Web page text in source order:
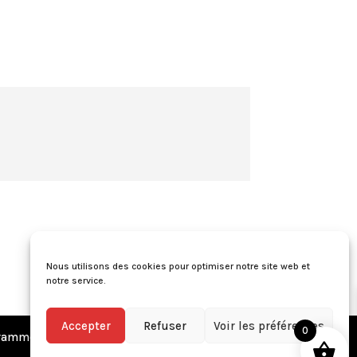
Nous utilisons des cookies pour optimiser notre site web et
notre service.
Accepter Refuser Voir les préférences
de fidélité Questions fréquentes 0